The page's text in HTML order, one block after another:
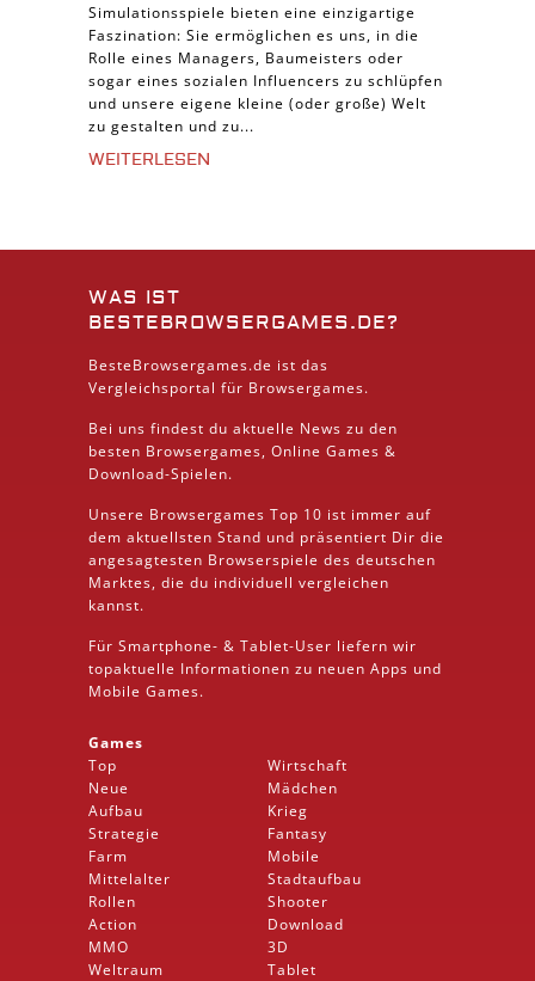
Simulationsspiele bieten eine einzigartige
Faszination: Sie ermöglichen es uns, in die
Rolle eines Managers, Baumeisters oder
sogar eines sozialen Influencers zu schlüpfen
und unsere eigene kleine (oder große) Welt
zu gestalten und zu...
WEITERLESEN
WAS IST
BESTEBROWSERGAMES.DE?
BesteBrowsergames.de ist das
Vergleichsportal für Browsergames.
Bei uns findest du aktuelle News zu den
besten Browsergames, Online Games &
Download-Spielen.
Unsere Browsergames Top 10 ist immer auf
dem aktuellsten Stand und präsentiert Dir die
angesagtesten Browserspiele des deutschen
Marktes, die du individuell vergleichen
kannst.
Für Smartphone- & Tablet-User liefern wir
topaktuelle Informationen zu neuen Apps und
Mobile Games.
Games
Top
Neue
Aufbau
Strategie
Farm
Mittelalter
Rollen
Action
MMO
Weltraum
Wirtschaft
Mädchen
Krieg
Fantasy
Mobile
Stadtaufbau
Shooter
Download
3D
Tablet